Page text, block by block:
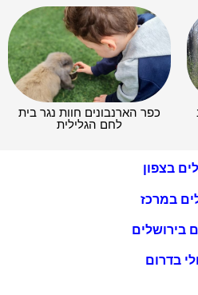
כפר הארנבונים חוות נגר בית
לחם הגלילית
בצפון
במרכז
בירושלים
בדרום